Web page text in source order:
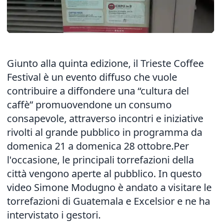
Giunto alla quinta edizione, il Trieste Coffee
Festival è un evento diffuso che vuole
contribuire a diffondere una “cultura del
caffè” promuovendone un consumo
consapevole, attraverso incontri e iniziative
rivolti al grande pubblico in programma da
domenica 21 a domenica 28 ottobre.Per
l'occasione, le principali torrefazioni della
città vengono aperte al pubblico. In questo
video Simone Modugno è andato a visitare le
torrefazioni di Guatemala e Excelsior e ne ha
intervistato i gestori.